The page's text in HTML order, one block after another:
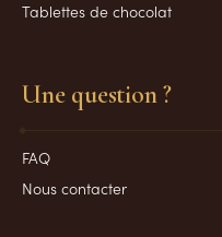
Tablettes de chocolat
Une question ?
FAQ
Nous contacter